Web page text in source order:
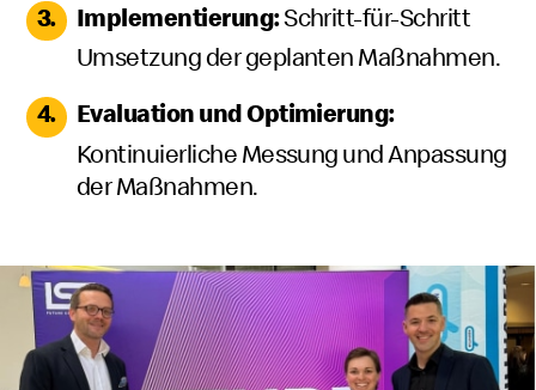
Implementierung:Schritt-für-Schritt
Umsetzung der geplanten Maßnahmen.
Evaluation und Optimierung:
Kontinuierliche Messung und Anpassung
der Maßnahmen.